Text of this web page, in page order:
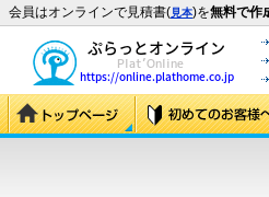
会員はオンラインで見積書(見本)を無料で作